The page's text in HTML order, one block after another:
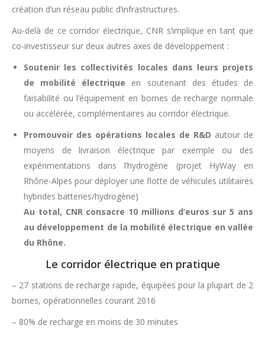
création d’un réseau public d’infrastructures.
Au-delà de ce corridor électrique, CNR s’implique en tant que
co-investisseur sur deux autres axes de développement :
Soutenir les collectivités locales dans leurs projets
de mobilité électrique en soutenant des études de
faisabilité ou l’équipement en bornes de recharge normale
ou accélérée, complémentaires au corridor électrique.
Promouvoir des opérations locales de R&D autour de
moyens de livraison électrique par exemple ou des
expérimentations dans l’hydrogène (projet HyWay en
Rhône-Alpes pour déployer une flotte de véhicules utilitaires
hybrides batteries/hydrogène)
Au total, CNR consacre 10 millions d’euros sur 5 ans
au développement de la mobilité électrique en vallée
du Rhône.
Le corridor électrique en pratique
– 27 stations de recharge rapide, équipées pour la plupart de 2
bornes, opérationnelles courant 2016
– 80% de recharge en moins de 30 minutes